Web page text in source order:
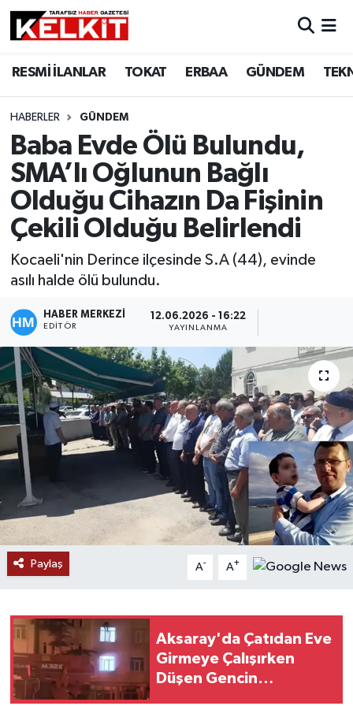
RESMİ İLANLAR TOKAT ERBAA GÜNDEM
HABERLER GÜNDEM
Baba Evde Ölü Bulundu,
SMA’lı Oğlunun Bağlı
Olduğu Cihazın Da Fişinin
Çekili Olduğu Belirlendi
Kocaeli'nin Derince ilçesinde S.A (44), evinde
asılı halde ölü bulundu.
HABER MERKEZİ
EDITÖR
12.06.2026 - 16:22
YAYINLANMA
Paylaş A- A+
Aksaray'da Çatıdan Eve
Girmeye Çalışırken
Düşen Gencin